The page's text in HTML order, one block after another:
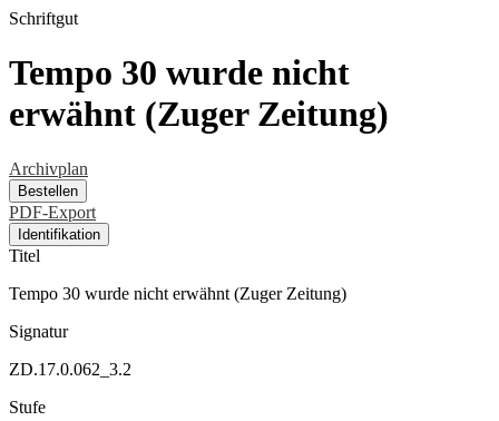
Schriftgut
Tempo 30 wurde nicht
erwähnt (Zuger Zeitung)
Archivplan
Bestellen
PDF-Export
Identifikation
Titel
Tempo 30 wurde nicht erwähnt (Zuger Zeitung)
Signatur
ZD.17.0.062_3.2
Stufe